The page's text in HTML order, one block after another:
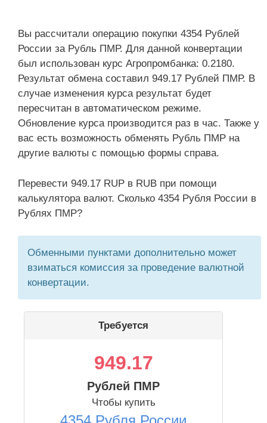
Вы рассчитали операцию покупки 4354 Рублей
России за Рубль ПМР. Для данной конвертации
был использован курс Агропромбанка: 0.2180.
Результат обмена составил 949.17 Рублей ПМР. В
случае изменения курса результат будет
пересчитан в автоматическом режиме.
Обновление курса производится раз в час. Также у
вас есть возможность обменять Рубль ПМР на
другие валюты с помощью формы справа.
Перевести 949.17 RUP в RUB при помощи
калькулятора валют. Сколько 4354 Рубля России в
Рублях ПМР?
Обменными пунктами дополнительно может
взиматься комиссия за проведение валютной
конвертации.
Требуется
949.17
Рублей ПМР
Чтобы купить